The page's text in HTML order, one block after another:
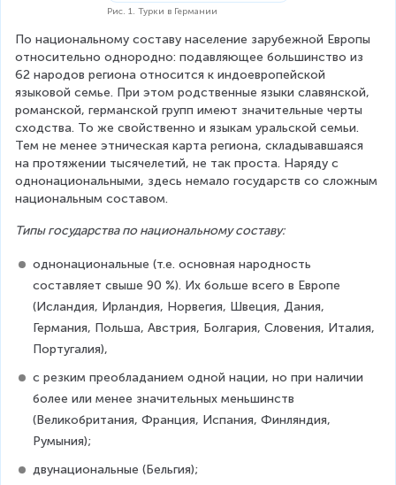
Рис. 1. Турки в Германии
По национальному составу население зарубежной Европы
относительно однородно: подавляющее большинство из
62 народов региона относится к индоевропейской
языковой семье. При этом родственные языки славянской,
романской, германской групп имеют значительные черты
сходства. То же свойственно и языкам уральской семьи.
Тем не менее этническая карта региона, складывавшаяся
на протяжении тысячелетий, не так проста. Наряду с
однонациональными, здесь немало государств со сложным
национальным составом.
Типы государства по национальному составу:
однонациональные (т.е. основная народность
составляет свыше 90 %). Их больше всего в Европе
(Исландия, Ирландия, Норвегия, Швеция, Дания,
Германия, Польша, Австрия, Болгария, Словения, Италия,
Португалия),
с резким преобладанием одной нации, но при наличии
более или менее значительных меньшинств
(Великобритания, Франция, Испания, Финляндия,
Румыния);
двунациональные (Бельгия);